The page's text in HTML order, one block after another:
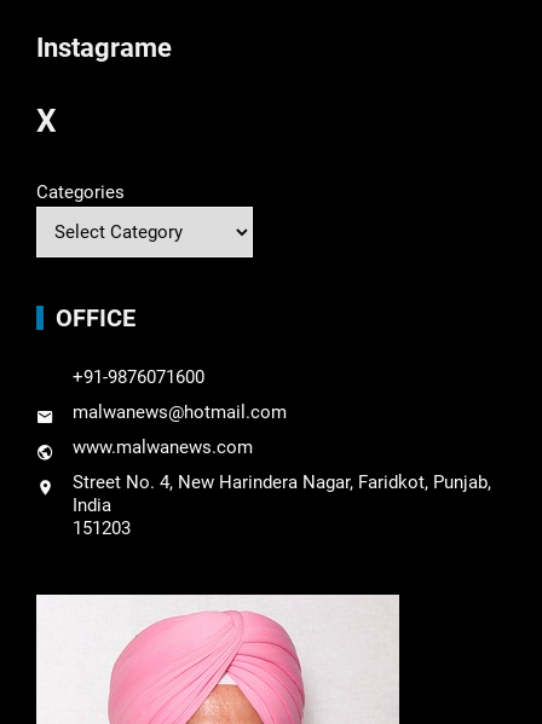
Instagrame
X
Categories
OFFICE
+91-9876071600
malwanews@hotmail.com
www.malwanews.com
Street No. 4, New Harindera Nagar, Faridkot, Punjab,
India
151203